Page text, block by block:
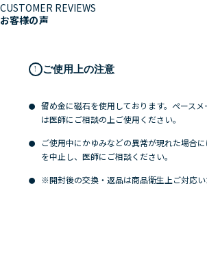
CUSTOMER REVIEWS
お客様の声
! ご使用上の注意
留め金に磁石を使用しております。ペース
は医師にご相談の上ご使用ください。
ご使用中にかゆみなどの異常が現れた場合
を中止し、医師にご相談ください。
※開封後の交換・返品は商品衛生上ご対応い